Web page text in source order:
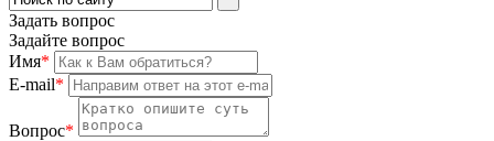
Задать вопрос
Задайте вопрос
Имя*
E-mail*
Вопрос*